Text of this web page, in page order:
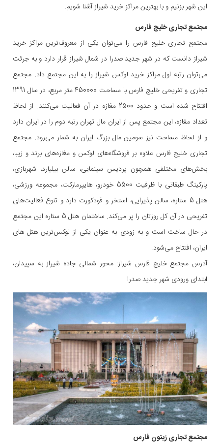
این شهر بزنیم و با بهترین مراکز خرید شیراز آشنا شویم.
مجتمع تجاری خلیج فارس
مجتمع تجاری خلیج فارس را می‌توان یکی از معروف‌ترین مراکز خرید
شیراز دانست که در شهر جدید صدرا در شمال شیراز قرار دارد و به جرئت
می‌توان رتبه اول مراکز خرید لوکس شیراز را به این مجتمع داد. مجتمع
تجاری و تفریحی خلیج فارس با مساحت 450000 متر مربع، در سال 1391
افتتاح شده است و حدود 2500 مغازه در آن فعالیت می‌کنند. از لحاظ
تعداد مغازه، این مجتمع پس از ایران مال تهران رتبه دوم را در ایران دارد
و از لحاظ مساحت نیز سومین مال بزرگ ایران به شمار می‌رود. مجتمع
تجاری خلیج فارس علاوه بر فروشگاه‌های لوکس و مغازه‌های برند و زیبا،
بخش‌های مختلفی همچون پردیس سینمایی، سالن بیلیارد، شهربازی،
پارکینگ طبقاتی با ظرفیت 5500 خودرو، هایپرمارکت، مجموعه ورزشی،
هتل 5 ستاره، سالن پذیرایی، استخر و فودکورت دارد و تنوع فعالیت‌های
تفریحی در آن کل روزتان را پر می‌کند. ساختمان هتل 5 ستاره این مجتمع
در حال ساخت است و به زودی به عنوان یکی از لوکس‌ترین هتل های
ایران، افتتاح می‌شود.
آدرس مجتمع خلیج فارس شیراز: محور شمالی جاده شیراز به سپیدان،
ابتدای ورودی شهر جدید صدرا
مجتمع تجاری زیتون فارس